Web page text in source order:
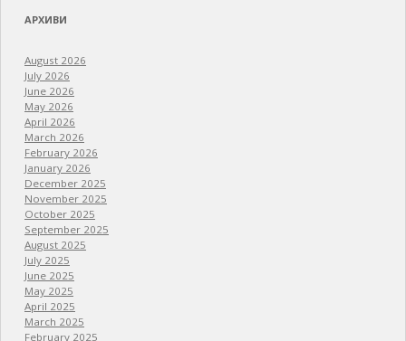
АРХИВИ
August 2026
July 2026
June 2026
May 2026
April 2026
March 2026
February 2026
January 2026
December 2025
November 2025
October 2025
September 2025
August 2025
July 2025
June 2025
May 2025
April 2025
March 2025
February 2025